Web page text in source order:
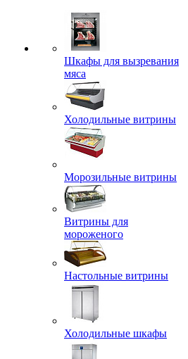
Шкафы для вызревания
мяса
Холодильные витрины
Морозильные витрины
Витрины для
мороженого
Настольные витрины
Холодильные шкафы